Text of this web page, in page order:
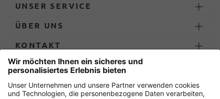
UNSER SERVICE
ÜBER UNS
KONTAKT
ZAHLUNG UND LIEFERUNG
Sicher einkaufen mit